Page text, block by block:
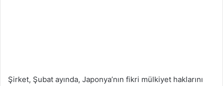
Şirket, Şubat ayında, Japonya’nın fikri mülkiyet haklarını